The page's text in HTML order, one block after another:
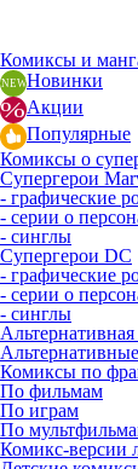
Комиксы и
Новинки
Акции
Популярные
Комиксы о
Супергерои
- графические
- серии о
- синглы
Супергерои DC
- графические
- серии о
- синглы
Комиксы по
По фильмам
По играм
По
Комикс-версии